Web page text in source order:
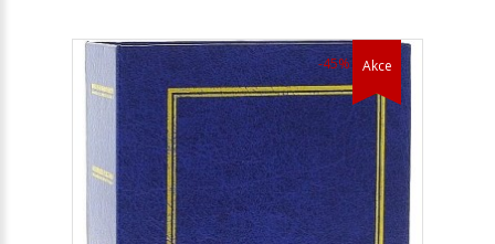
Akce
-45%